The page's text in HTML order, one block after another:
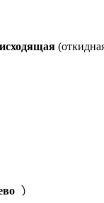
㇁